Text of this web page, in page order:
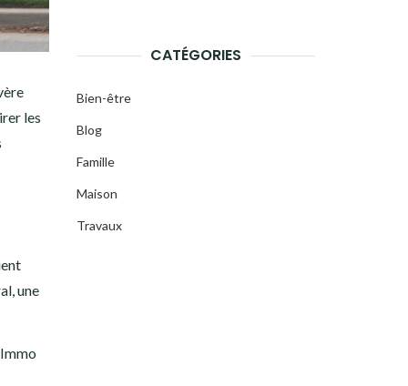
les
une
CATÉGORIES
Bien-être
Blog
Famille
Maison
Travaux